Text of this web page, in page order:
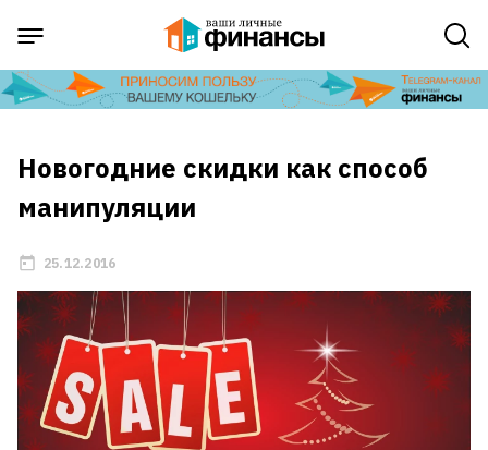
Новогодние скидки как способ
манипуляции
25.12.2016